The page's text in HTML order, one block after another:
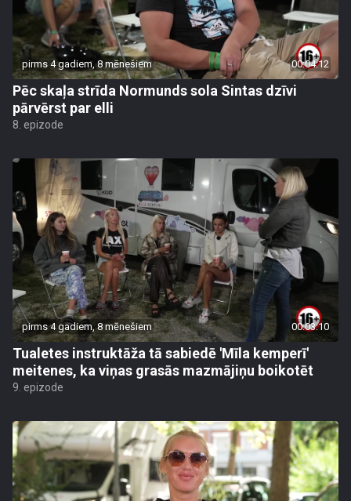
pirms 4 gadiem, 8 mēnešiem 00:04:12
Pēc skaļa strīda Normunds sola Sintas dzīvi
pārvērst par elli
8. epizode
pirms 4 gadiem, 8 mēnešiem 00:03:10
Tualetes instruktāža tā sabiedē 'Mīla kemperī'
meitenes, ka viņas grasās mazmājiņu boikotēt
9. epizode